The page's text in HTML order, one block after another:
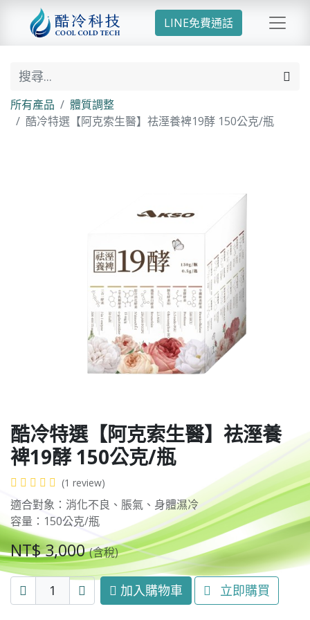
LINE免費通話
所有產品
體質調整
酷冷特選【阿克索生醫】祛溼養裨19酵 150公克/瓶
酷冷特選【阿克索生醫】祛溼養
裨19酵 150公克/瓶
(1 review)
適合對象：消化不良、脹氣、身體濕冷
容量：150公克/瓶
NT$3,000 (含稅)
加入購物車 立即購買